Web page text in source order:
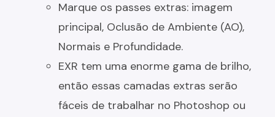
Marque os passes extras: imagem
principal, Oclusão de Ambiente (AO),
Normais e Profundidade.
EXR tem uma enorme gama de brilho,
então essas camadas extras serão
fáceis de trabalhar no Photoshop ou